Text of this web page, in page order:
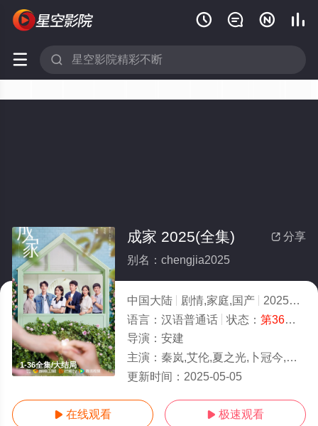
   
 
1-36全集/大结局
 分享
成家 2025(全集)
别名：chengjia2025
中国大陆 剧情,家庭,国产 2025
9.0
语言： 汉语普通话 状态： 第36集完结
导演： 安建
主演： 秦岚,艾伦,夏之光,卜冠今,赵子琪,田雷,王媛可,张凯丽,黄灿灿,刘冬
更新时间： 2025-05-05
 在线观看  极速观看